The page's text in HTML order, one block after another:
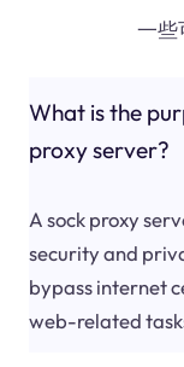
一些
What is the
proxy server?
A sock proxy
security and
bypass internet
web-related